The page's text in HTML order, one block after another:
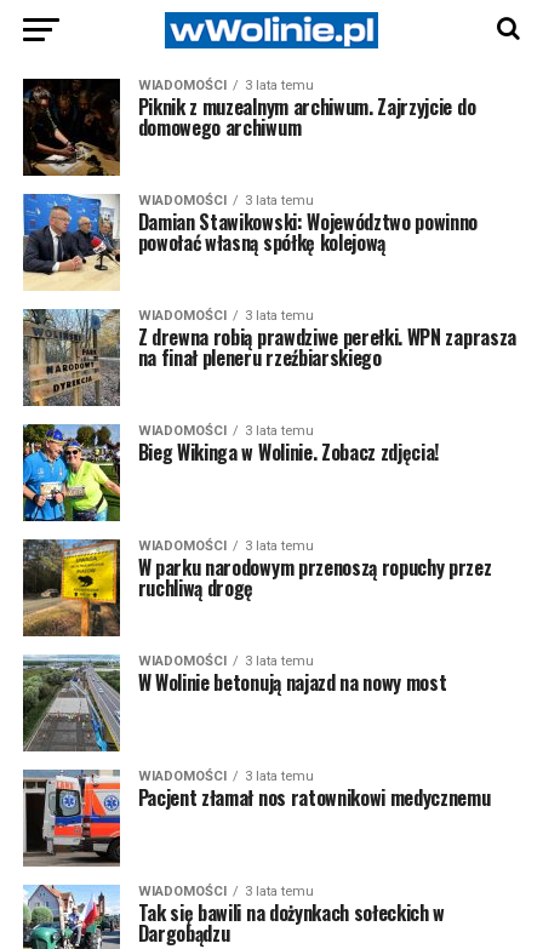
WIADOMOŚCI 3 lata temu
Piknik z muzealnym archiwum. Zajrzyjcie do
domowego archiwum
WIADOMOŚCI 3 lata temu
Damian Stawikowski: Województwo powinno
powołać własną spółkę kolejową
WIADOMOŚCI 3 lata temu
Z drewna robią prawdziwe perełki. WPN zaprasza
na finał pleneru rzeźbiarskiego
WIADOMOŚCI 3 lata temu
Bieg Wikinga w Wolinie. Zobacz zdjęcia!
WIADOMOŚCI 3 lata temu
W parku narodowym przenoszą ropuchy przez
ruchliwą drogę
WIADOMOŚCI 3 lata temu
W Wolinie betonują najazd na nowy most
WIADOMOŚCI 3 lata temu
Pacjent złamał nos ratownikowi medycznemu
WIADOMOŚCI 3 lata temu
Tak się bawili na dożynkach sołeckich w
Dargobądzu